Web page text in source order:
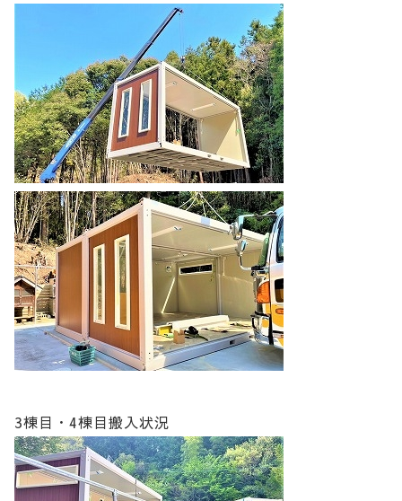
3棟目・4棟目搬入状況